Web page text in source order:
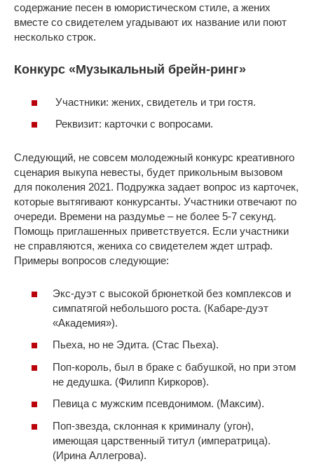
содержание песен в юмористическом стиле, а жених
вместе со свидетелем угадывают их название или поют
несколько строк.
Конкурс «Музыкальный брейн-ринг»
Участники: жених, свидетель и три гостя.
Реквизит: карточки с вопросами.
Следующий, не совсем молодежный конкурс креативного
сценария выкупа невесты, будет прикольным вызовом
для поколения 2021. Подружка задает вопрос из карточек,
которые вытягивают конкурсанты. Участники отвечают по
очереди. Времени на раздумье – не более 5-7 секунд.
Помощь приглашенных приветствуется. Если участники
не справляются, жениха со свидетелем ждет штраф.
Примеры вопросов следующие:
Экс-дуэт с высокой брюнеткой без комплексов и
симпатягой небольшого роста. (Кабаре-дуэт
«Академия»).
Пьеха, но не Эдита. (Стас Пьеха).
Поп-король, был в браке с бабушкой, но при этом
не дедушка. (Филипп Киркоров).
Певица с мужским псевдонимом. (Максим).
Поп-звезда, склонная к криминалу (угон),
имеющая царственный титул (императрица).
(Ирина Аллегрова).